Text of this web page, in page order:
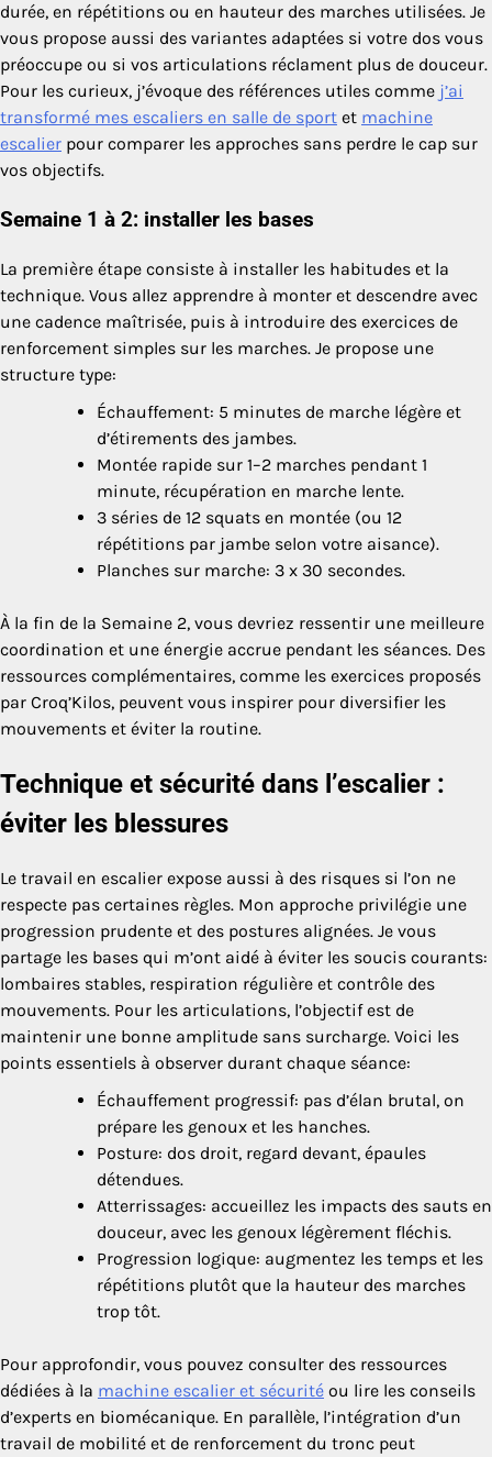
durée, en répétitions ou en hauteur des marches utilisées. Je
vous propose aussi des variantes adaptées si votre dos vous
préoccupe ou si vos articulations réclament plus de douceur.
Pour les curieux, j’évoque des références utiles comme j’ai
transformé mes escaliers en salle de sport et machine
escalier pour comparer les approches sans perdre le cap sur
vos objectifs.
Semaine 1 à 2: installer les bases
La première étape consiste à installer les habitudes et la
technique. Vous allez apprendre à monter et descendre avec
une cadence maîtrisée, puis à introduire des exercices de
renforcement simples sur les marches. Je propose une
structure type:
Échauffement: 5 minutes de marche légère et
d’étirements des jambes.
Montée rapide sur 1–2 marches pendant 1
minute, récupération en marche lente.
3 séries de 12 squats en montée (ou 12
répétitions par jambe selon votre aisance).
Planches sur marche: 3 x 30 secondes.
À la fin de la Semaine 2, vous devriez ressentir une meilleure
coordination et une énergie accrue pendant les séances. Des
ressources complémentaires, comme les exercices proposés
par Croq’Kilos, peuvent vous inspirer pour diversifier les
mouvements et éviter la routine.
Technique et sécurité dans l’escalier :
éviter les blessures
Le travail en escalier expose aussi à des risques si l’on ne
respecte pas certaines règles. Mon approche privilégie une
progression prudente et des postures alignées. Je vous
partage les bases qui m’ont aidé à éviter les soucis courants:
lombaires stables, respiration régulière et contrôle des
mouvements. Pour les articulations, l’objectif est de
maintenir une bonne amplitude sans surcharge. Voici les
points essentiels à observer durant chaque séance:
Échauffement progressif: pas d’élan brutal, on
prépare les genoux et les hanches.
Posture: dos droit, regard devant, épaules
détendues.
Atterrissages: accueillez les impacts des sauts en
douceur, avec les genoux légèrement fléchis.
Progression logique: augmentez les temps et les
répétitions plutôt que la hauteur des marches
trop tôt.
Pour approfondir, vous pouvez consulter des ressources
dédiées à la machine escalier et sécurité ou lire les conseils
d’experts en biomécanique. En parallèle, l’intégration d’un
travail de mobilité et de renforcement du tronc peut